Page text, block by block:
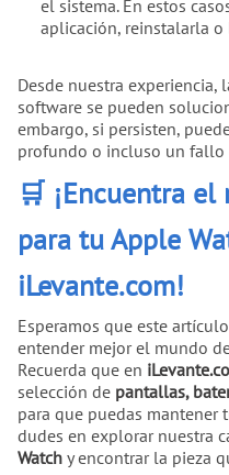
el sistema. En estos
aplicación, reinstalarla o
Desde nuestra
software se pueden
embargo, si persisten,
profundo o incluso un fallo
🛒 ¡Encuentra
para tu Apple
iLevante.com!
Esperamos que este
entender mejor el mundo
Recuerda que en
selección de pantallas,
para que puedas mantener
dudes en explorar nuestra
Watch y encontrar la pieza